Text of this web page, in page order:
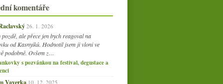
komentáře
26. 1. 2026
ale přece jen bych reagoval na
od Kasnyiků. Hodnotil jsem ji vloni ve
podobně. Ovšem z…
s pozvánkou na festival, degustace a
Vaverka 10. 12. 2025